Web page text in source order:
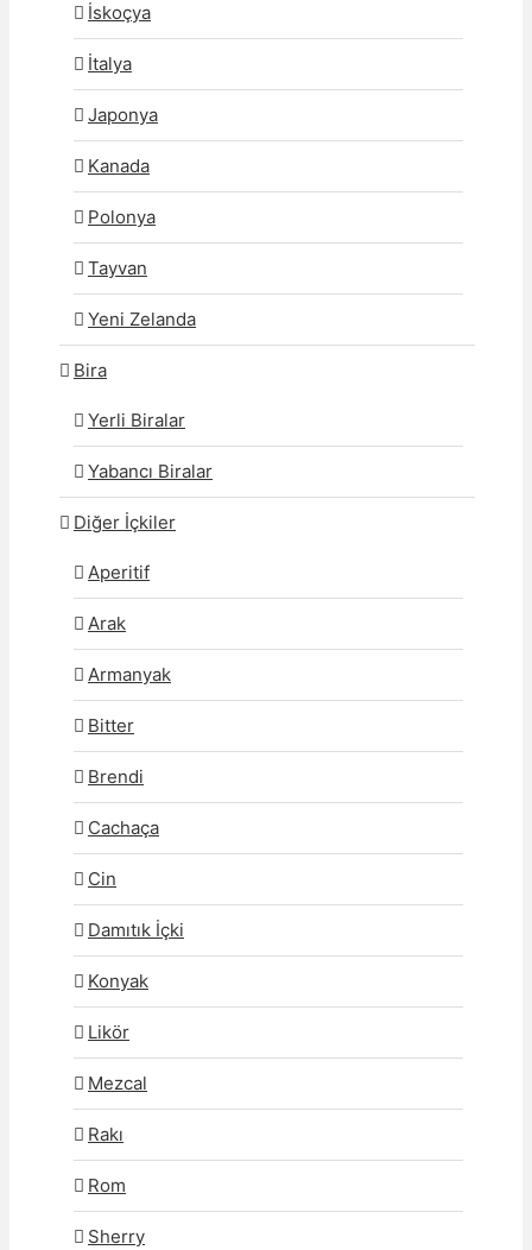
İskoçya
İtalya
Japonya
Kanada
Polonya
Tayvan
Yeni Zelanda
Bira
Yerli Biralar
Yabancı Biralar
Diğer İçkiler
Aperitif
Arak
Armanyak
Bitter
Brendi
Cachaça
Cin
Damıtık İçki
Konyak
Likör
Mezcal
Rakı
Rom
Sherry